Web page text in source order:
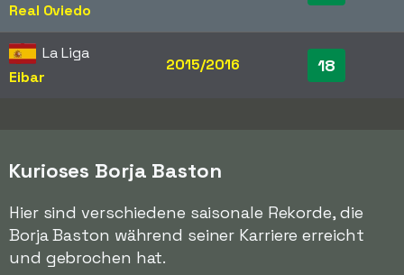
Real Oviedo
La Liga
Eibar
2015/2016 18
Kurioses Borja Baston
Hier sind verschiedene saisonale Rekorde, die
Borja Baston während seiner Karriere erreicht
und gebrochen hat.